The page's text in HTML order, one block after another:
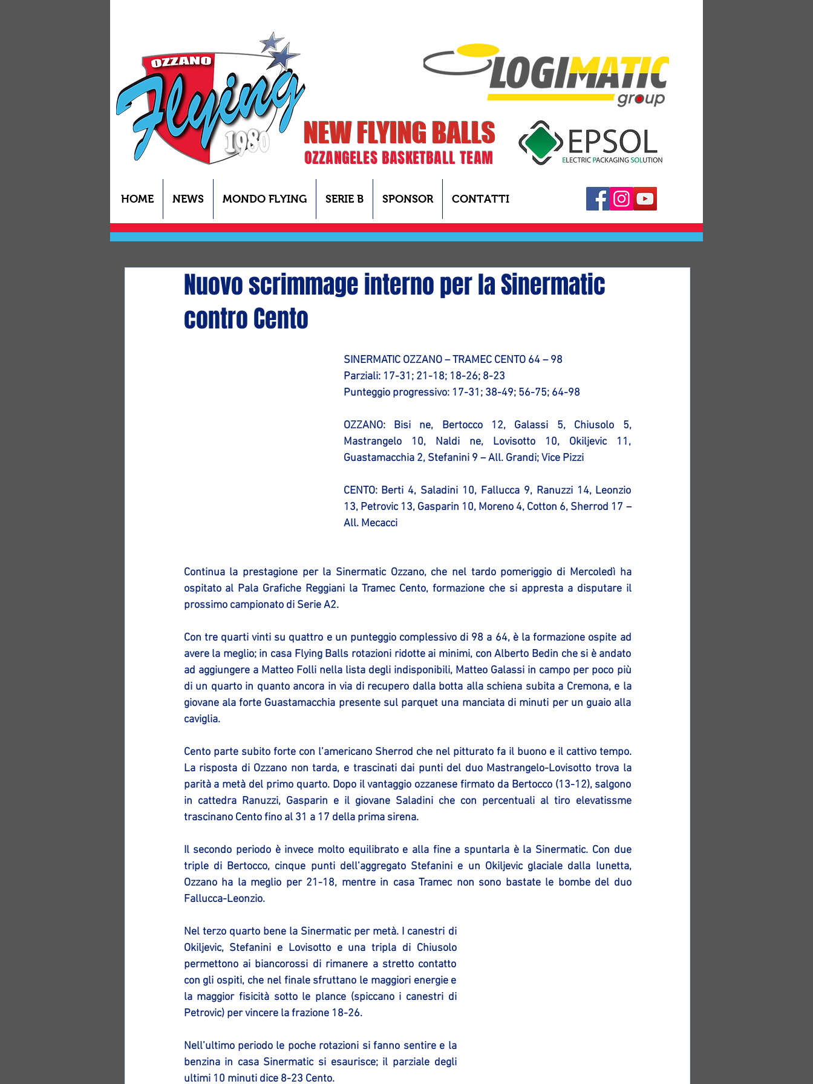
NEW FLYING BALLS
OZZANGELES BASKETBALL TEAM
HOME NEWS MONDO FLYING SERIE B SPONSOR CONTATTI
Nuovo scrimmage interno per la Sinermatic
contro Cento
SINERMATIC OZZANO – TRAMEC CENTO 64 – 98
Parziali: 17-31; 21-18; 18-26; 8-23
Punteggio progressivo: 17-31; 38-49; 56-75; 64-98
OZZANO: Bisi ne, Bertocco 12, Galassi 5, Chiusolo 5,
Mastrangelo 10, Naldi ne, Lovisotto 10, Okiljevic 11,
Guastamacchia 2, Stefanini 9 – All. Grandi; Vice Pizzi
CENTO: Berti 4, Saladini 10, Fallucca 9, Ranuzzi 14, Leonzio
13, Petrovic 13, Gasparin 10, Moreno 4, Cotton 6, Sherrod 17 –
All. Mecacci
Continua la prestagione per la Sinermatic Ozzano, che nel tardo pomeriggio di Mercoledì ha
ospitato al Pala Grafiche Reggiani la Tramec Cento, formazione che si appresta a disputare il
prossimo campionato di Serie A2.
Con tre quarti vinti su quattro e un punteggio complessivo di 98 a 64, è la formazione ospite ad
avere la meglio; in casa Flying Balls rotazioni ridotte ai minimi, con Alberto Bedin che si è andato
ad aggiungere a Matteo Folli nella lista degli indisponibili, Matteo Galassi in campo per poco più
di un quarto in quanto ancora in via di recupero dalla botta alla schiena subita a Cremona, e la
giovane ala forte Guastamacchia presente sul parquet una manciata di minuti per un guaio alla
caviglia.
Cento parte subito forte con l’americano Sherrod che nel pitturato fa il buono e il cattivo tempo.
La risposta di Ozzano non tarda, e trascinati dai punti del duo Mastrangelo-Lovisotto trova la
parità a metà del primo quarto. Dopo il vantaggio ozzanese firmato da Bertocco (13-12), salgono
in cattedra Ranuzzi, Gasparin e il giovane Saladini che con percentuali al tiro elevatissme
trascinano Cento fino al 31 a 17 della prima sirena.
Il secondo periodo è invece molto equilibrato e alla fine a spuntarla è la Sinermatic. Con due
triple di Bertocco, cinque punti dell’aggregato Stefanini e un Okiljevic glaciale dalla lunetta,
Ozzano ha la meglio per 21-18, mentre in casa Tramec non sono bastate le bombe del duo
Fallucca-Leonzio.
Nel terzo quarto bene la Sinermatic per metà. I canestri di
Okiljevic, Stefanini e Lovisotto e una tripla di Chiusolo
permettono ai biancorossi di rimanere a stretto contatto
con gli ospiti, che nel finale sfruttano le maggiori energie e
la maggior fisicità sotto le plance (spiccano i canestri di
Petrovic) per vincere la frazione 18-26.
Nell’ultimo periodo le poche rotazioni si fanno sentire e la
benzina in casa Sinermatic si esaurisce; il parziale degli
ultimi 10 minuti dice 8-23 Cento.